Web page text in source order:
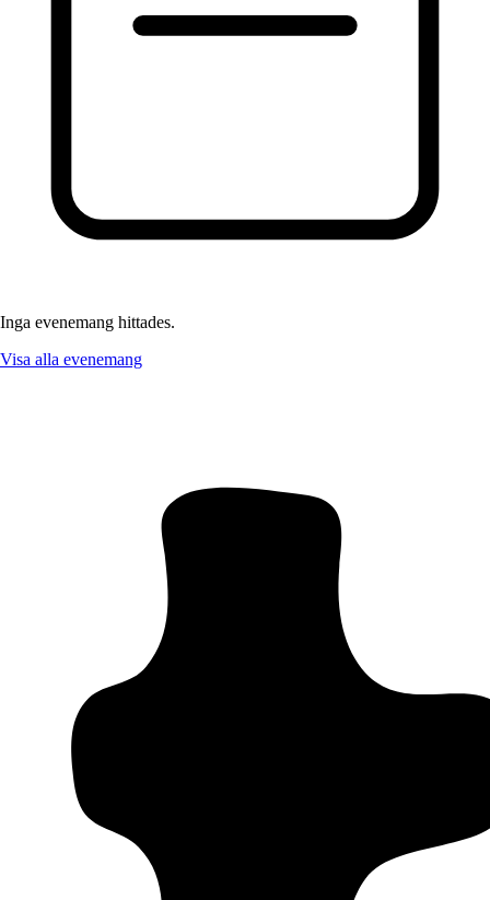
Inga evenemang hittades.
Visa alla evenemang